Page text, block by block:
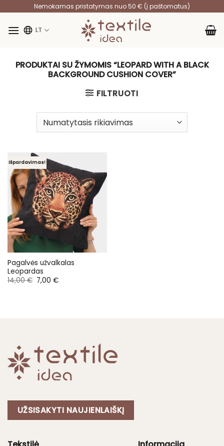
content
Nemokamas pristatymas nuo 50 € (į paštomatus)
LT
PRODUKTAI SU ŽYMOMIS “LEOPARD WITH A BLACK
BACKGROUND CUSHION COVER”
FILTRUOTI
Išpardavimas!
Pagalvės užvalkalas
Leopardas
14,00€ Original
price
7,00 €Current
UŽSISAKYTI NAUJIENLAIŠKĮ